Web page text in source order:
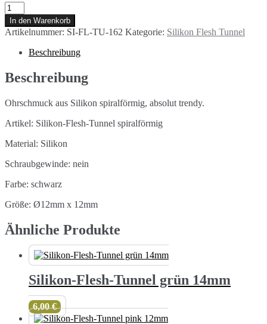
Silikon-
Flesh-
Tunnel
12mm
Menge
In den Warenkorb
Artikelnummer: SI-FL-TU-162 Kategorie: Silikon Flesh Tunnel
Beschreibung
Beschreibung
Ohrschmuck aus Silikon spiralförmig, absolut trendy.
Artikel: Silikon-Flesh-Tunnel spiralförmig
Material: Silikon
Schraubgewinde: nein
Farbe: schwarz
Größe: Ø12mm x 12mm
Ähnliche Produkte
Silikon-Flesh-Tunnel grün 14mm
6,00€